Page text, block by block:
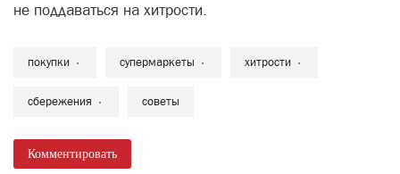
не поддаваться на хитрости.
покупки супермаркеты хитрости
сбережения советы
Комментировать